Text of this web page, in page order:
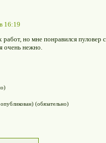
16:19
но мне понравился пуловер
очень нежно.
(обязательно)